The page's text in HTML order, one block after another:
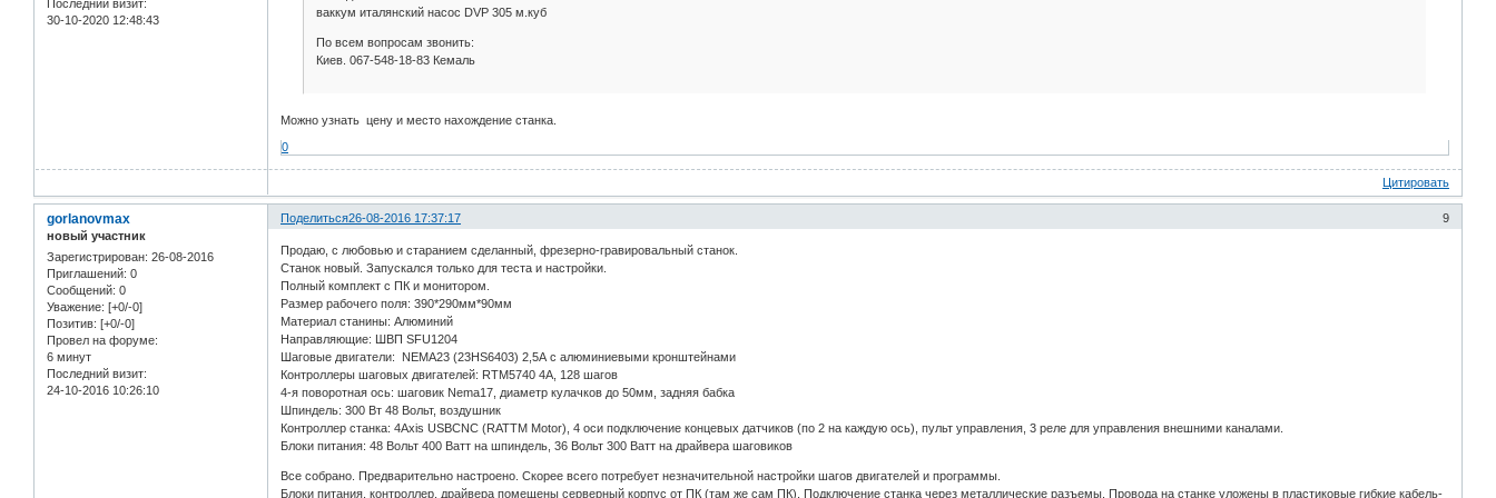
Последний визит:
30-10-2020 12:48:43
ваккум италянский насос DVP 305 м.куб
По всем вопросам звонить:
Киев. 067-548-18-83 Кемаль
Можно узнать цену и место нахождение станка.
0
Цитировать
Поделиться 9
26-08-2016 17:37:17
gorlanovmax
новый участник
Зарегистрирован: 26-08-2016
Приглашений: 0
Сообщений: 0
Уважение: [+0/-0]
Позитив: [+0/-0]
Провел на форуме:
6 минут
Последний визит:
24-10-2016 10:26:10
Продаю, с любовью и старанием сделанный, фрезерно-гравировальный станок.
Станок новый. Запускался только для теста и настройки.
Полный комплект с ПК и монитором.
Размер рабочего поля: 390*290мм*90мм
Материал станины: Алюминий
Направляющие: ШВП SFU1204
Шаговые двигатели: NEMA23 (23HS6403) 2,5А с алюминиевыми кронштейнами
Контроллеры шаговых двигателей: RTM5740 4A, 128 шагов
4-я поворотная ось: шаговик Nema17, диаметр кулачков до 50мм, задняя бабка
Шпиндель: 300 Вт 48 Вольт, воздушник
Контроллер станка: 4Axis USBCNC (RATTM Motor), 4 оси подключение концевых датчиков (по 2 на каждую ось), пульт управления, 3 реле для управления внешними каналами.
Блоки питания: 48 Вольт 400 Ватт на шпиндель, 36 Вольт 300 Ватт на драйвера шаговиков
Все собрано. Предварительно настроено. Скорее всего потребует незначительной настройки шагов двигателей и программы.
Блоки питания, контроллер, драйвера помещены серверный корпус от ПК (там же сам ПК). Подключение станка через металлические разъемы. Провода на станке уложены в пластиковые гибкие кабель-